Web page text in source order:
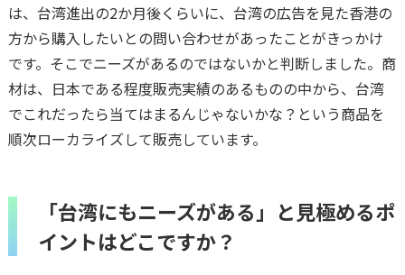
は、台湾進出の2か月後くらいに、台湾の広告を見た香港の
方から購入したいとの問い合わせがあったことがきっかけ
です。そこでニーズがあるのではないかと判断しました。商
材は、日本である程度販売実績のあるものの中から、台湾
でこれだったら当てはまるんじゃないかな？という商品を
順次ローカライズして販売しています。
「台湾にもニーズがある」と見極めるポ
イントはどこですか？